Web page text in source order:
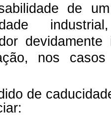
de
nos
de